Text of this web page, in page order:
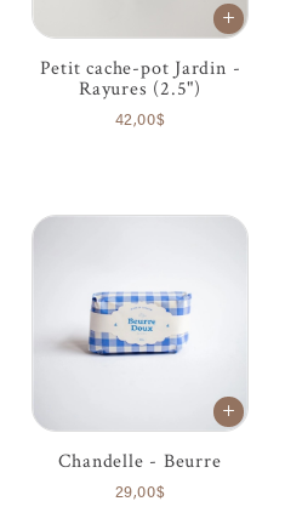
Petit cache-pot Jardin -
Rayures (2.5")
42,00$
Chandelle - Beurre
29,00$